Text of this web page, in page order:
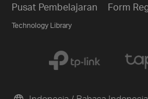
Pusat Pembelajaran
Technology Library
Form